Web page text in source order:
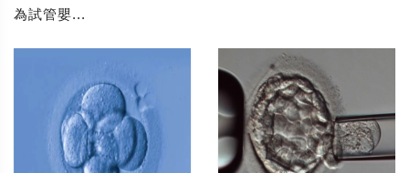
為試管嬰...